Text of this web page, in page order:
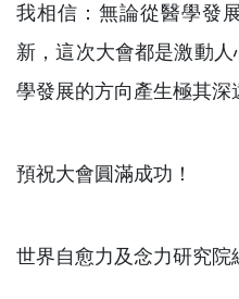
我相信：無論從醫學發
新，這次大會都是激動
學發展的方向產生極其深
預祝大會圓滿成功！
世界自愈力及念力研究院